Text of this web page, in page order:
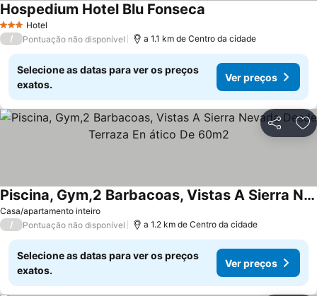
3 EstrelasHotel
Hospedium Hotel Blu Fonseca
/ Pontuação não disponível a 1.1 km de Centro da cidade
Selecione as datas para ver os preços
exatos.
Ver preços
Partilhar
Casa/apartamento inteiro
Piscina, Gym,2 Barbacoas, Vistas A Sierra Nevada Desde Terraza En ático De 60m2
/ Pontuação não disponível a 1.2 km de Centro da cidade
Selecione as datas para ver os preços
exatos.
Ver preços